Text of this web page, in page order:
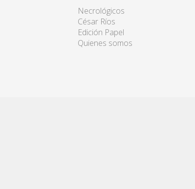
Necrológicos
César Ríos
Edición Papel
Quienes somos